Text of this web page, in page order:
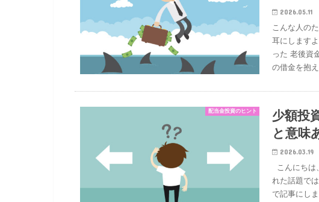
2026.05.11
こんな人の
耳にします
った 老後資
の借金を抱
配当金投資のヒント
少額投
と意味
2026.03.19
こんにちは
れた話題で
で記事にし